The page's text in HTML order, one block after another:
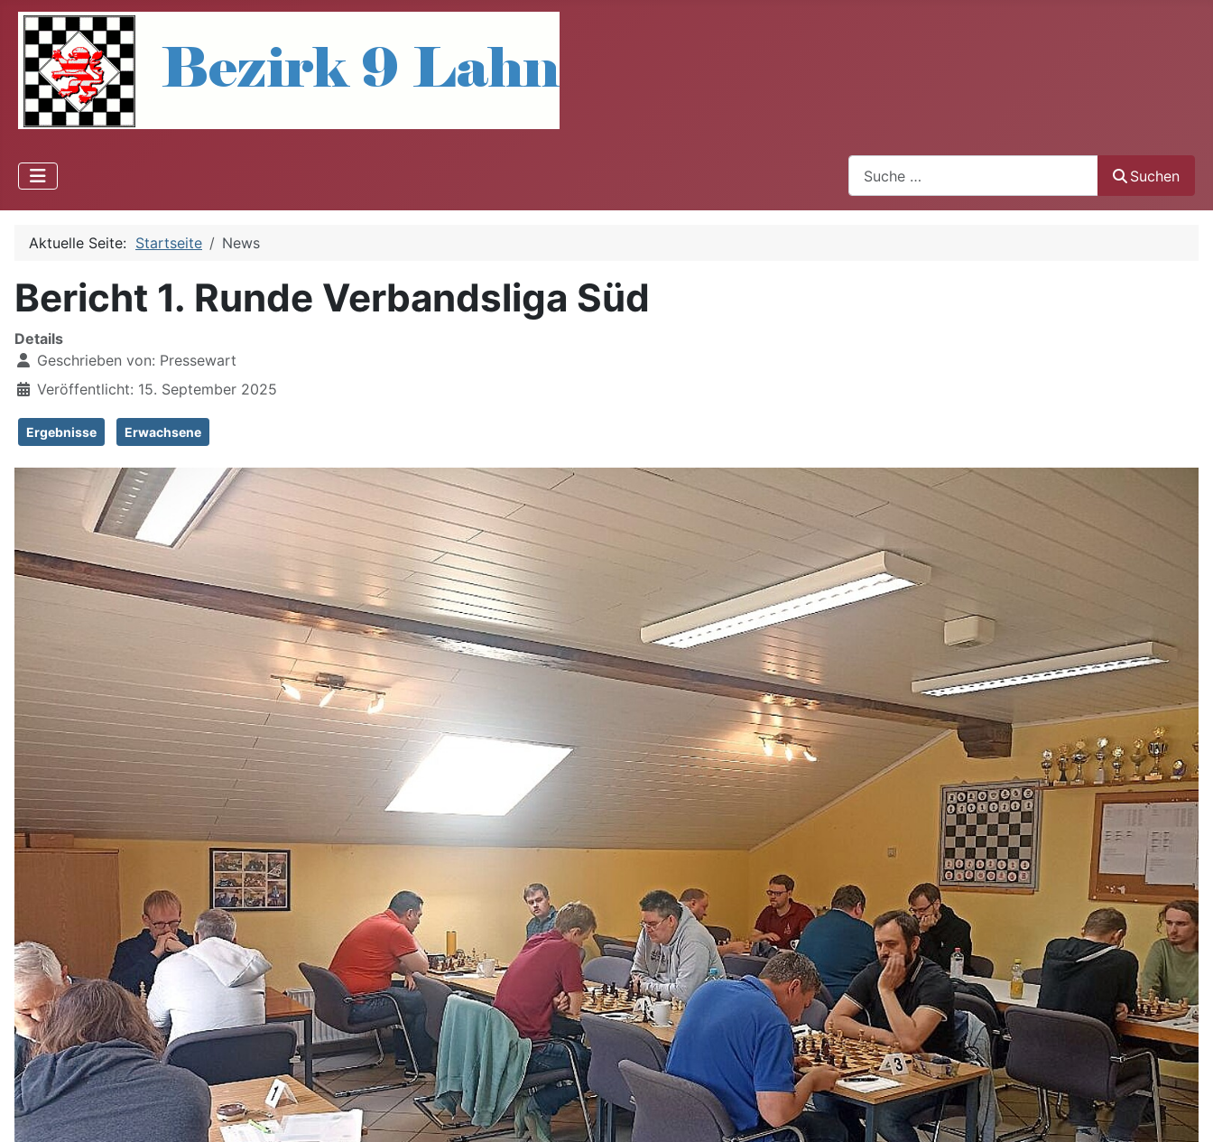
Suchen
Aktuelle Seite: Startseite News
Bericht 1. Runde Verbandsliga Süd
Details
Geschrieben von: Pressewart
Veröffentlicht: 15. September 2025
Ergebnisse Erwachsene